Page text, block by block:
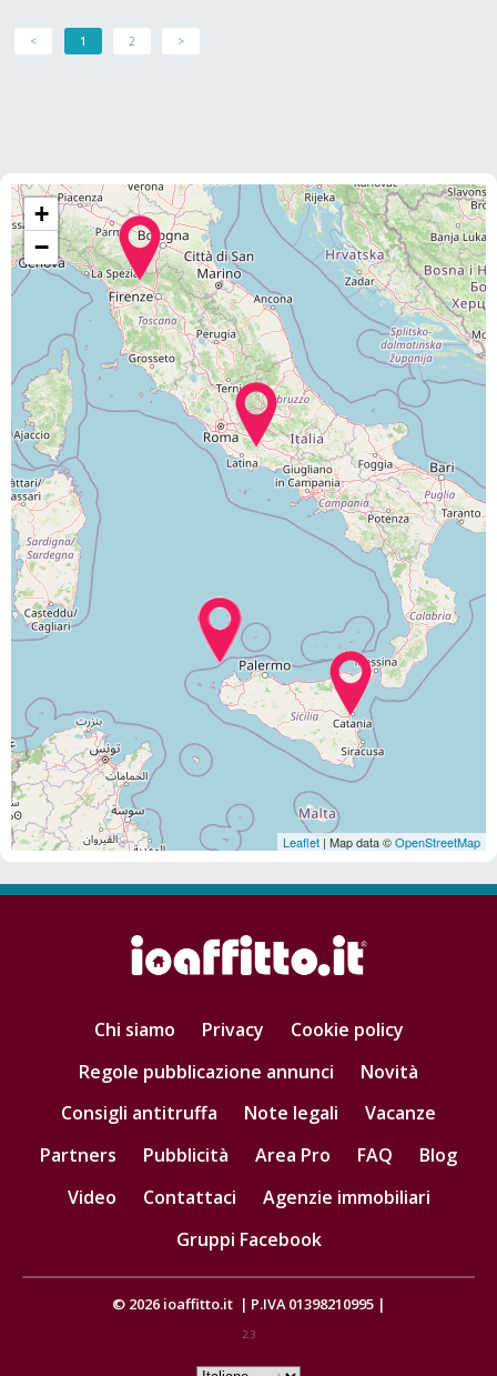
< 1 2 >
+
−
Leaflet | Map data ©OpenStreetMap
Chi siamo Privacy
Cookie policy
Regole pubblicazione annunci
Novità
Consigli antitruffa
Note legali
Vacanze
Partners
Pubblicità Area Pro FAQ
Blog
Video
Contattaci
Agenzie immobiliari
Gruppi Facebook
© 2026 ioaffitto.it | P.IVA 01398210995 |
2.3